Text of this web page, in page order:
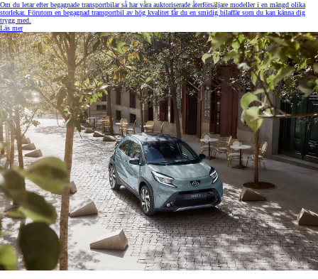
Om du letar efter begagnade transportbilar så har våra auktoriserade återförsäljare modeller i en mängd olika
storlekar. Förutom en begagnad transportbil av hög kvalitet får du en smidig bilaffär som du kan känna dig
trygg med.
Läs mer